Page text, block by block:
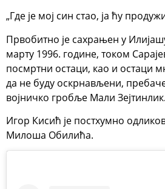
„Где је мој син стао, ја ћу
Првобитно је сахрањен у
марту 1996. године, током
посмртни остаци, као и остаци
да не буду оскрнављени,
војничко гробље Мали Зејтинлик.
Игор Кисић је постхумно
Милоша Обилића.